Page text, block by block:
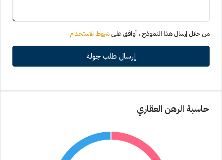
من خلال إرسال هذا النموذج ، أوافق علىشروط الاستخدام
إرسال طلب جولة
حاسبة الرهن العقاري